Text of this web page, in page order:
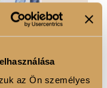
az Ön személyes